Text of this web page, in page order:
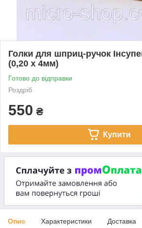
Голки для шприц-ручок
(0,20 х 4мм)
Готово до відправки
Роздріб
550 ₴
Купити
Опис Характеристики Доставка